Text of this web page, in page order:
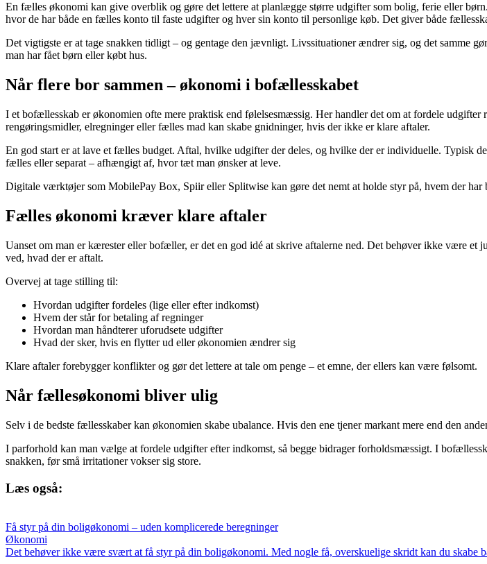
En fælles økonomi kan give overblik og gøre det lettere at planlægge større udgifter som bolig, ferie eller
hvor de har både en fælles konto til faste udgifter og hver sin konto til personlige køb. Det giver både
Det vigtigste er at tage snakken tidligt – og gentage den jævnligt. Livssituationer ændrer sig, og det samme
man har fået børn eller købt hus.
Når flere bor sammen – økonomi i bofællesskabet
I et bofællesskab er økonomien ofte mere praktisk end følelsesmæssig. Her handler det om at fordele
rengøringsmidler, elregninger eller fælles mad kan skabe gnidninger, hvis der ikke er klare aftaler.
En god start er at lave et fælles budget. Aftal, hvilke udgifter der deles, og hvilke der er individuelle. Typisk
fælles eller separat – afhængigt af, hvor tæt man ønsker at leve.
Digitale værktøjer som MobilePay Box, Spiir eller Splitwise kan gøre det nemt at holde styr på, hvem der
Fælles økonomi kræver klare aftaler
Uanset om man er kærester eller bofæller, er det en god idé at skrive aftalerne ned. Det behøver ikke være
ved, hvad der er aftalt.
Overvej at tage stilling til:
Hvordan udgifter fordeles (lige eller efter indkomst)
Hvem der står for betaling af regninger
Hvordan man håndterer uforudsete udgifter
Hvad der sker, hvis en flytter ud eller økonomien ændrer sig
Klare aftaler forebygger konflikter og gør det lettere at tale om penge – et emne, der ellers kan være følsomt.
Når fællesøkonomi bliver ulig
Selv i de bedste fællesskaber kan økonomien skabe ubalance. Hvis den ene tjener markant mere end den
I parforhold kan man vælge at fordele udgifter efter indkomst, så begge bidrager forholdsmæssigt. I
snakken, før små irritationer vokser sig store.
Læs også:
Få styr på din boligøkonomi – uden komplicerede beregninger
Økonomi
Det behøver ikke være svært at få styr på din boligøkonomi. Med nogle få, overskuelige skridt kan du skabe